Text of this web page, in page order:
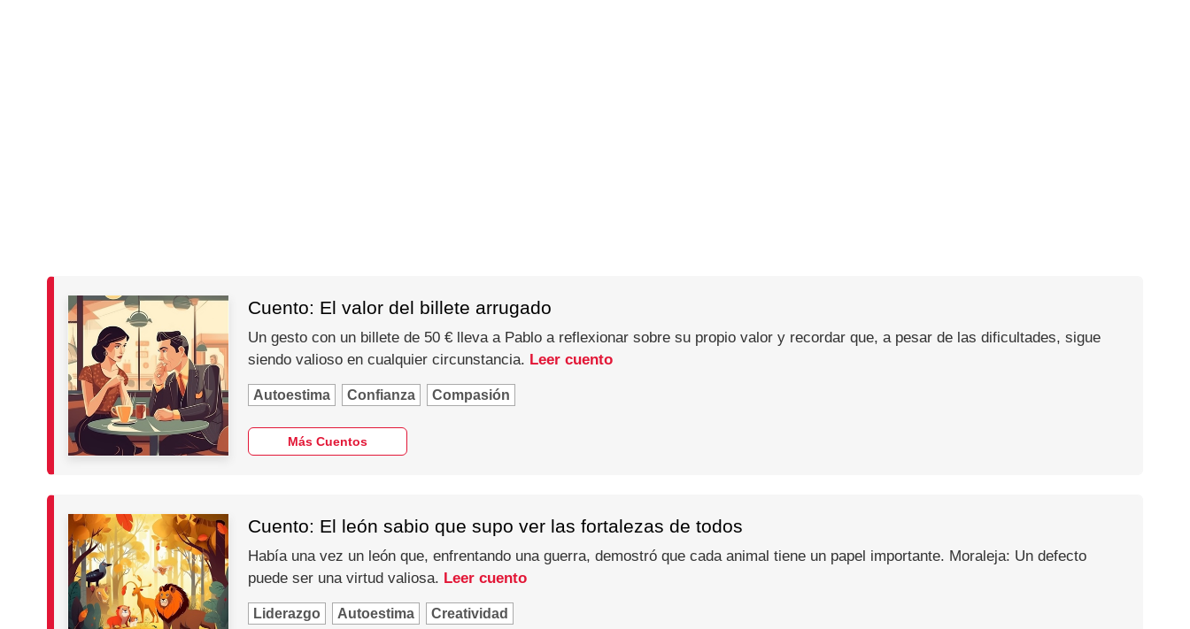
Cuento: El valor del billete arrugado
Un gesto con un billete de 50 € lleva a Pablo a reflexionar sobre su propio valor y recordar que, a pesar de las dificultades, sigue
siendo valioso en cualquier circunstancia. Leer cuento
Autoestima Confianza Compasión
Más Cuentos
Cuento: El león sabio que supo ver las fortalezas de todos
Había una vez un león que, enfrentando una guerra, demostró que cada animal tiene un papel importante. Moraleja: Un defecto
puede ser una virtud valiosa. Leer cuento
Liderazgo Autoestima Creatividad